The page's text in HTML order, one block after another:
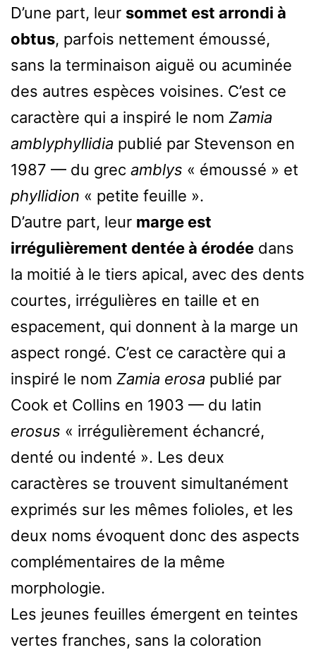
D’une part, leur sommet est arrondi à
obtus, parfois nettement émoussé,
sans la terminaison aiguë ou acuminée
des autres espèces voisines. C’est ce
caractère qui a inspiré le nom Zamia
amblyphyllidia publié par Stevenson en
1987 — du grec amblys « émoussé » et
phyllidion « petite feuille ».
D’autre part, leur marge est
irrégulièrement dentée à érodée dans
la moitié à le tiers apical, avec des dents
courtes, irrégulières en taille et en
espacement, qui donnent à la marge un
aspect rongé. C’est ce caractère qui a
inspiré le nom Zamia erosa publié par
Cook et Collins en 1903 — du latin
erosus « irrégulièrement échancré,
denté ou indenté ». Les deux
caractères se trouvent simultanément
exprimés sur les mêmes folioles, et les
deux noms évoquent donc des aspects
complémentaires de la même
morphologie.
Les jeunes feuilles émergent en teintes
vertes franches, sans la coloration